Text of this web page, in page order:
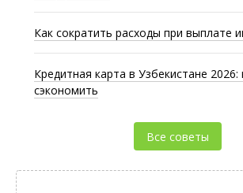
Как сократить расходы при выплате
Кредитная карта в Узбекистане
сэкономить
Все советы